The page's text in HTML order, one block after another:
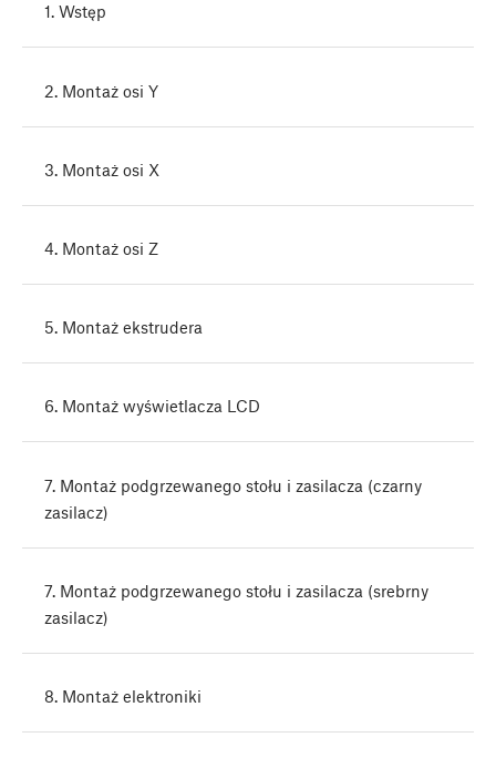
1. Wstęp
2. Montaż osi Y
3. Montaż osi X
4. Montaż osi Z
5. Montaż ekstrudera
6. Montaż wyświetlacza LCD
7. Montaż podgrzewanego stołu i zasilacza (czarny
zasilacz)
7. Montaż podgrzewanego stołu i zasilacza (srebrny
zasilacz)
8. Montaż elektroniki